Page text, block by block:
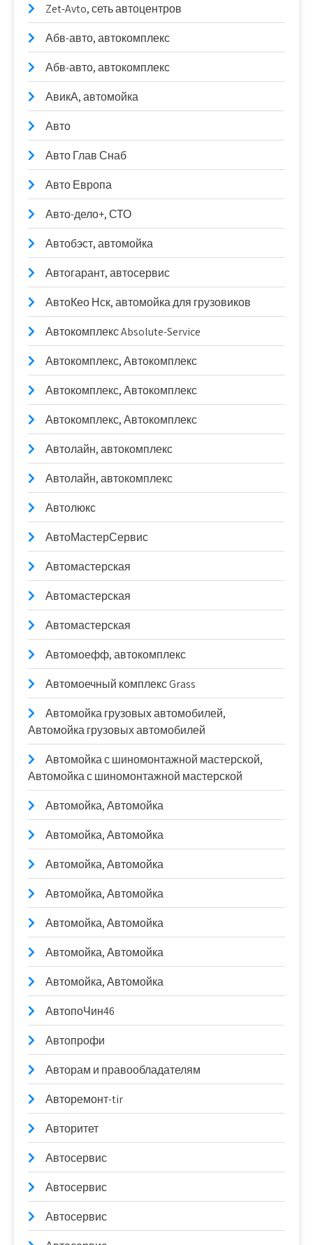
Zet-Avto, сеть автоцентров
Абв-авто, автокомплекс
Абв-авто, автокомплекс
АвикА, автомойка
Авто
Авто Глав Снаб
Авто Европа
Авто-дело+, СТО
Автобэст, автомойка
Автогарант, автосервис
АвтоКео Нск, автомойка для грузовиков
Автокомплекс Absolute-Service
Автокомплекс, Автокомплекс
Автокомплекс, Автокомплекс
Автокомплекс, Автокомплекс
Автолайн, автокомплекс
Автолайн, автокомплекс
Автолюкс
АвтоМастерСервис
Автомастерская
Автомастерская
Автомастерская
Автомоефф, автокомплекс
Автомоечный комплекс Grass
Автомойка грузовых автомобилей,
Автомойка грузовых автомобилей
Автомойка с шиномонтажной мастерской,
Автомойка с шиномонтажной мастерской
Автомойка, Автомойка
Автомойка, Автомойка
Автомойка, Автомойка
Автомойка, Автомойка
Автомойка, Автомойка
Автомойка, Автомойка
Автомойка, Автомойка
АвтопоЧин46
Автопрофи
Авторам и правообладателям
Авторемонт-tir
Авторитет
Автосервис
Автосервис
Автосервис